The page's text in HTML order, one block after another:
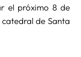
el próximo 8 de
catedral de Santa